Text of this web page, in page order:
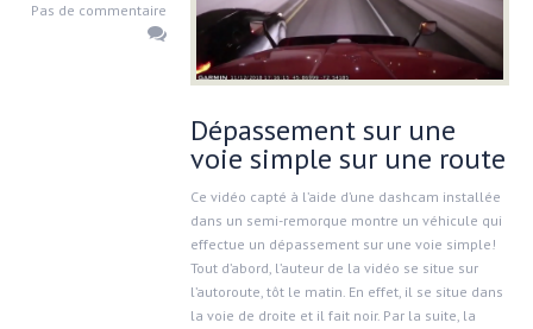
Pas de commentaire
Dépassement sur une
voie simple sur une route
Ce vidéo capté à l’aide d’une dashcam installée
dans un semi-remorque montre un véhicule qui
effectue un dépassement sur une voie simple!
Tout d’abord, l’auteur de la vidéo se situe sur
l’autoroute, tôt le matin. En effet, il se situe dans
la voie de droite et il fait noir. Par la suite, la